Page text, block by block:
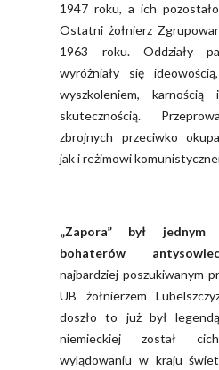
1947 roku, a ich
Ostatni żołnierz
1963 roku. Oddziały
wyróżniały się
wyszkoleniem,
skutecznością.
zbrojnych przeciwko
jak i reżimowi
„Zapora” był jednym
bohaterów
najbardziej poszukiwanym
UB żołnierzem
doszło to już był
niemieckiej został
wylądowaniu w kraju